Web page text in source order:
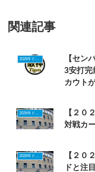
関連記事
【セン
3安打完
カウト
2026年ドラフトニュース
【２０
対戦カ
2026年ドラフトニュース
【２０
ドと注